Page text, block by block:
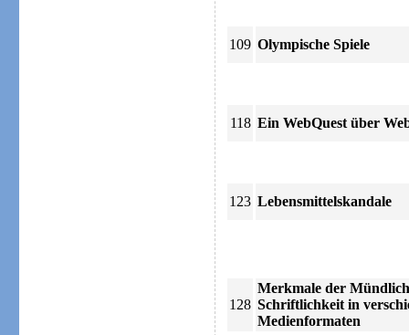
109 Olympische Spiele
118 Ein WebQuest über
123 Lebensmittelskandale
128
Merkmale der
Schriftlichkeit in
Medienformaten